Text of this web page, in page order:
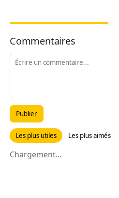
Commentaires
Publier
Les plus utiles Les plus aimés
Chargement...